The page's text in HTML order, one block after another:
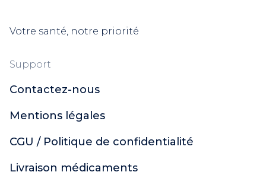
Votre santé, notre priorité
Support
Contactez-nous
Mentions légales
CGU / Politique de confidentialité
Livraison médicaments